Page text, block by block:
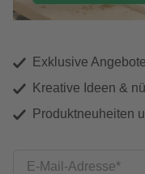
Exklusive
Kreative Ideen &
Produktneuheiten
E-Mail-Adresse